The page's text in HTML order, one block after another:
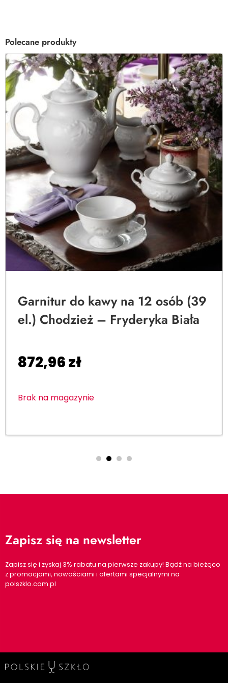
Polecane produkty
Garnitur do kawy na 12 osób (39
el.) Chodzież – Fryderyka Biała
872,96zł
Brak na magazynie
Zapisz się na newsletter
Zapisz się i zyskaj 3% rabatu na pierwsze zakupy! Bądź na bieżąco
z promocjami, nowościami i ofertami specjalnymi na
polszklo.com.pl